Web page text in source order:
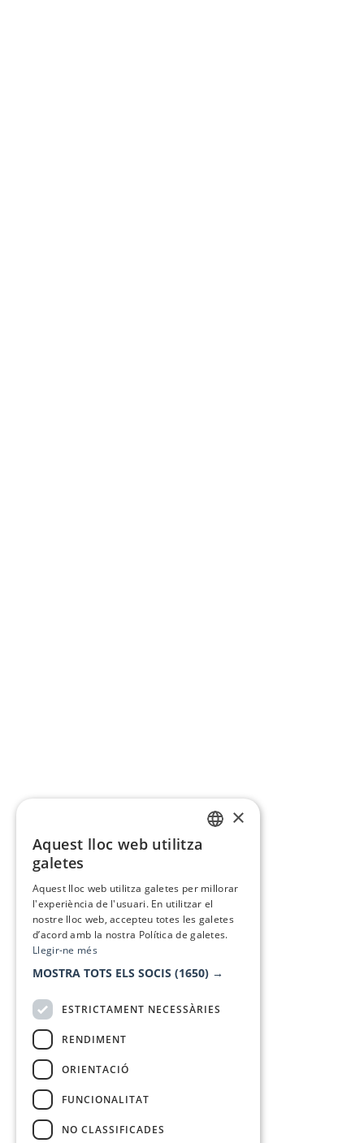
×
Aquest lloc web utilitza
galetes
Aquest lloc web utilitza galetes per millorar
l'experiència de l'usuari. En utilitzar el
nostre lloc web, accepteu totes les galetes
d’acord amb la nostra Política de galetes.
Llegir-ne més
MOSTRA TOTS ELS SOCIS (1650) →
ESTRICTAMENT NECESSÀRIES
RENDIMENT
ORIENTACIÓ
FUNCIONALITAT
NO CLASSIFICADES